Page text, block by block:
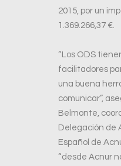
2015, por un
1.369.266,37 €.
“Los ODS
facilitadores
una buena
comunicar”,
Belmonte,
Delegación de
Español de
“desde Acnur